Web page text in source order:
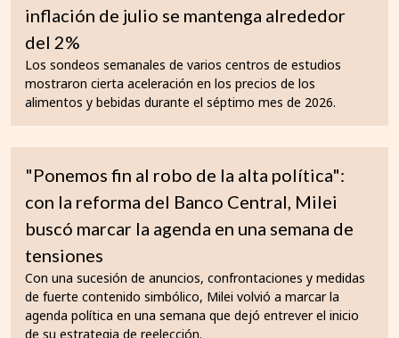
inflación de julio se mantenga alrededor
del 2%
Los sondeos semanales de varios centros de estudios
mostraron cierta aceleración en los precios de los
alimentos y bebidas durante el séptimo mes de 2026.
"Ponemos fin al robo de la alta política":
con la reforma del Banco Central, Milei
buscó marcar la agenda en una semana de
tensiones
Con una sucesión de anuncios, confrontaciones y medidas
de fuerte contenido simbólico, Milei volvió a marcar la
agenda política en una semana que dejó entrever el inicio
de su estrategia de reelección.